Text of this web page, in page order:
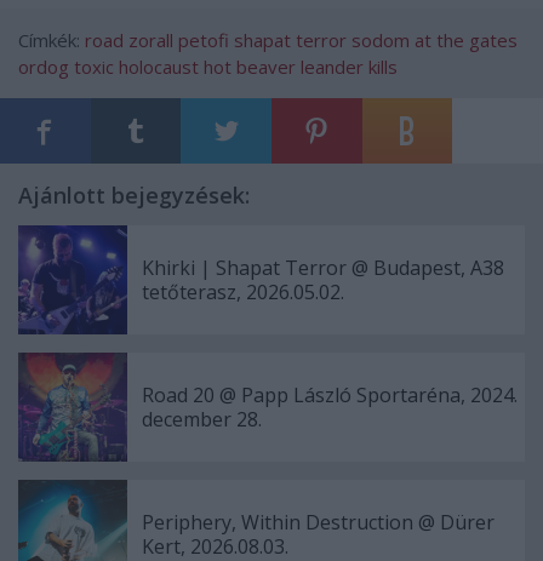
Címkék: road zorall petofi shapat terror sodom at the gates
ordog toxic holocaust hot beaver leander kills
Ajánlott bejegyzések:
Khirki | Shapat Terror @ Budapest, A38
tetőterasz, 2026.05.02.
Road 20 @ Papp László Sportaréna, 2024.
december 28.
Periphery, Within Destruction @ Dürer
Kert, 2026.08.03.